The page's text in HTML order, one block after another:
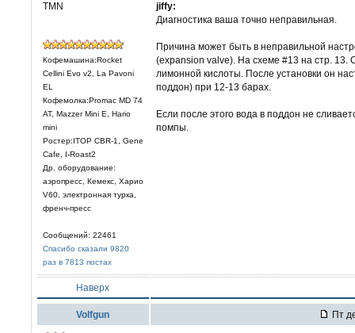
TMN
Кофемашина:Rocket
Cellini Evo v2, La Pavoni
EL
Кофемолка:Promac MD 74
AT, Mazzer Mini E, Hario
mini
Ростер:ITOP CBR-1, Gene
Cafe, I-Roast2
Др. оборудование:
аэропресс, Кемекс, Харио
V60, электронная турка,
френч-пресс
Сообщений: 22461
Спасибо сказали 9820
раз в 7813 постах
jiffy:
Диагностика ваша точно неправильная.
Причина может быть в неправильной
(expansion valve). На схеме #13 на стр. 13.
лимонной кислоты. После установки он
поддон) при 12-13 барах.
Если после этого вода в поддон не
помпы.
Наверх
Volfgun Пт